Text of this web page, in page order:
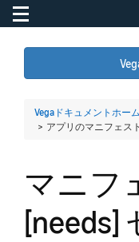
Toggle navigation
Vegaドキュメントホーム
> アプリのマニフェス
マニフ
[needs]